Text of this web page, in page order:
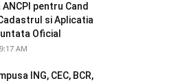
pentru Cand
si Aplicatia
Oficial
AM
ING, CEC, BCR,